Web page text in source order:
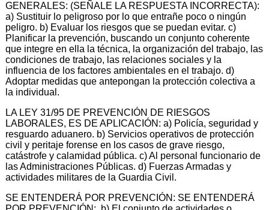
GENERALES: (SEÑALE LA RESPUESTA INCORRECTA):
a) Sustituir lo peligroso por lo que entrañe poco o ningún
peligro. b) Evaluar los riesgos que se puedan evitar. c)
Planificar la prevención, buscando un conjunto coherente
que integre en ella la técnica, la organización del trabajo, las
condiciones de trabajo, las relaciones sociales y la
influencia de los factores ambientales en el trabajo. d)
Adoptar medidas que antepongan la protección colectiva a
la individual.
LA LEY 31/95 DE PREVENCIÓN DE RIESGOS
LABORALES, ES DE APLICACIÓN: a) Policía, seguridad y
resguardo aduanero. b) Servicios operativos de protección
civil y peritaje forense en los casos de grave riesgo,
catástrofe y calamidad pública. c) Al personal funcionario de
las Administraciones Públicas. d) Fuerzas Armadas y
actividades militares de la Guardia Civil.
SE ENTENDERÁ POR PREVENCIÓN: SE ENTENDERÁ